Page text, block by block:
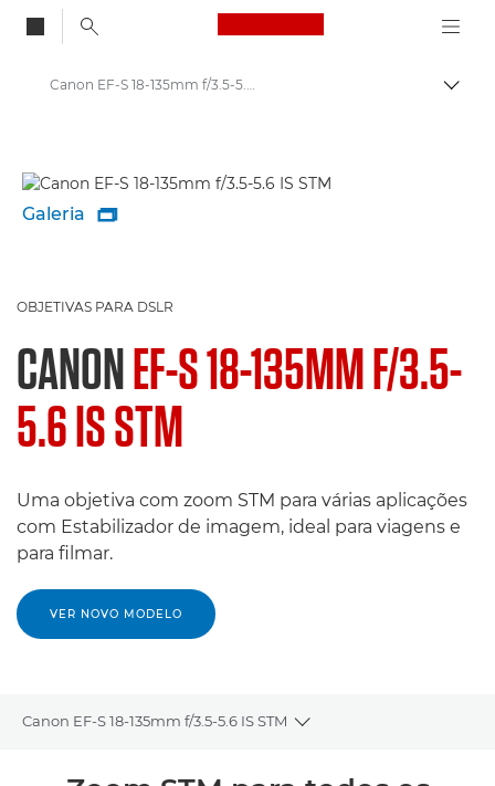
Canon Logo, back
Canon EF-S 18-135mm f/3.5-5.6 IS STM - Lenses - Camera & Photo lenses
Galeria 
OBJETIVAS PARA DSLR
CANONEF-S 18-135MM F/3.5-
5.6 IS STM
Uma objetiva com zoom STM para várias aplicações
com Estabilizador de imagem, ideal para viagens e
para filmar.
VER NOVO MODELO
Canon EF-S 18-135mm f/3.5-5.6 IS STM
Toggle breadcrumbs
Descrição geral